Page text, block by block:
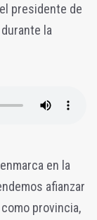
presidente de
la
en la
afianzar
provincia,